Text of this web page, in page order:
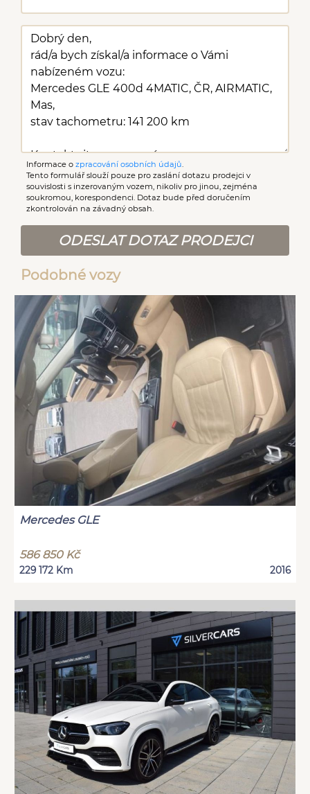
Informace o zpracování osobních údajů
Tento formulář slouží pouze pro zaslání dotazu prodejci v
souvislosti s inzerovaným vozem, nikoliv pro jinou, zejména
soukromou, korespondenci. Dotaz bude před doručením
zkontrolován na závadný obsah.
ODESLAT DOTAZ PRODEJCI
Podobné vozy
Mercedes GLE
586 850 Kč
229 172 Km 2016